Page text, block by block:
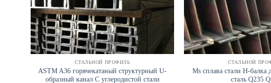
СТАЛЬНОЙ ПРОФИЛЬ
ASTM A36 горячекатаный структурный U-
образный канал C углеродистой стали
СТАЛЬНОЙ
Ms сплава стали H-балка
сталь Q235